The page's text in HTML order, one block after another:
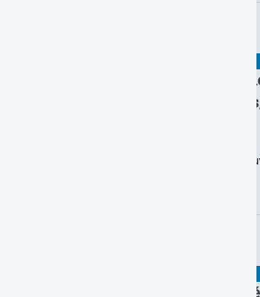
Pro by CA : la nouvelle offre
Agricole pour les
Le Crédit Agricole lance Pro by CA, une
Pièce en OR française à cours